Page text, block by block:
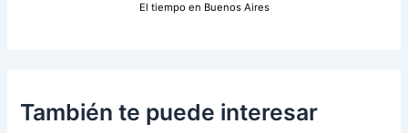
El tiempo en Buenos Aires
También te puede interesar